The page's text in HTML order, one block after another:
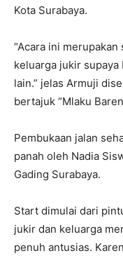
Kota Surabaya.
“Acara ini
keluarga jukir supaya
lain.” jelas Armuji
bertajuk “Mlaku
Pembukaan jalan
panah oleh Nadia
Gading Surabaya.
Start dimulai dari
jukir dan keluarga
penuh antusias.